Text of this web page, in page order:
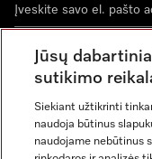
Jūsų
sutikimo
Siekiant užtikrinti
naudoja būtinus
naudojame nebūtinus